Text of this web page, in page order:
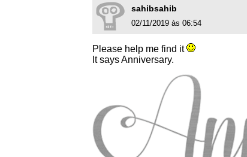
sahibsahib
02/11/2019 às 06:54
Please help me find it
It says Anniversary.